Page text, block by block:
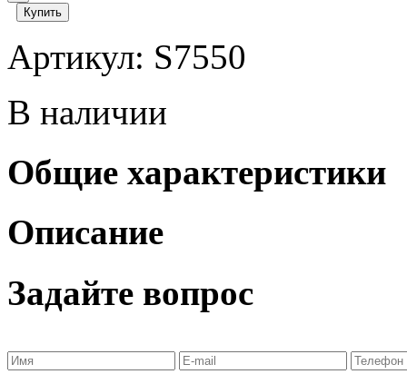
Купить
Артикул: S7550
В наличии
Общие характеристики
Описание
Задайте вопрос